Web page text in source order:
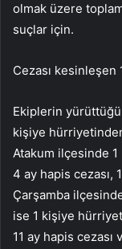
olmak üzere
suçlar için.
Cezası kesinleşen
Ekiplerin yürüttüğü
kişiye
Atakum ilçesinde
4 ay hapis cezası,
Çarşamba
ise 1 kişiye
11 ay hapis cezası